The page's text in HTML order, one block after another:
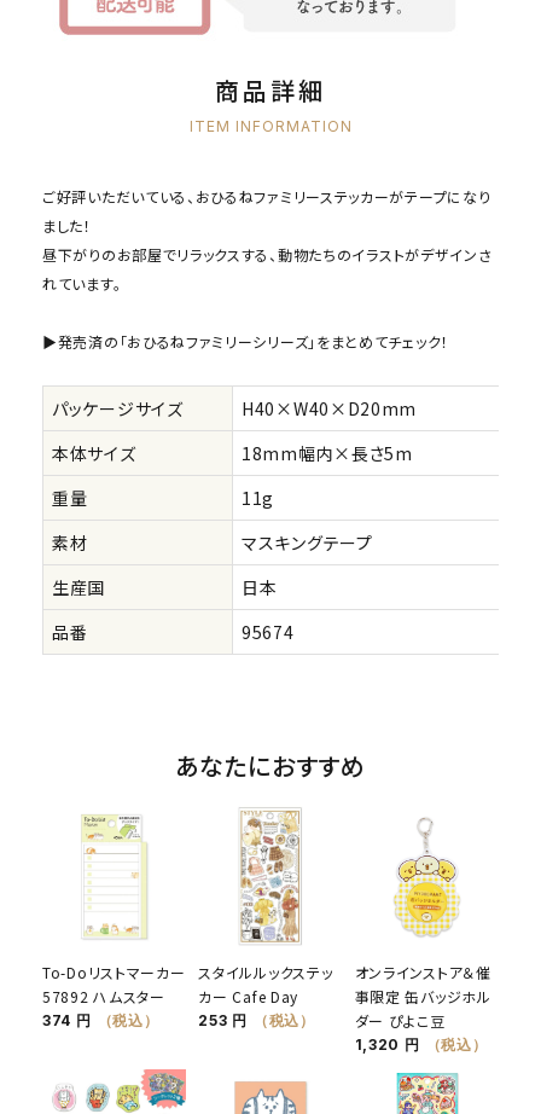
商品詳細
ITEM INFORMATION
ご好評いただいている、おひるねファミリーステッカーがテープになり
ました！
昼下がりのお部屋でリラックスする、動物たちのイラストがデザインさ
れています。
▶発売済の「おひるねファミリーシリーズ」をまとめてチェック！
パッケージサイズ
H40×W40×D20mm
本体サイズ
18mm幅内×長さ5m
重量
11g
素材
マスキングテープ
生産国
日本
品番
95674
あなたにおすすめ
To-Doリストマーカー
57892 ハムスター
374 円 （税込）
スタイルルックステッ
カー Cafe Day
253 円 （税込）
オンラインストア＆催
事限定 缶バッジホル
ダー ぴよこ豆
1,320 円 （税込）